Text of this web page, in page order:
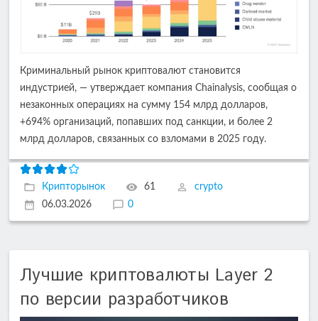
Криминальный рынок криптовалют становится
индустрией, — утверждает компания Chainalysis, сообщая о
незаконных операциях на сумму 154 млрд долларов,
+694% организаций, попавших под санкции, и более 2
млрд долларов, связанных со взломами в 2025 году.
Крипторынок 61
crypto
06.03.2026
0
Лучшие криптовалюты Layer 2
по версии разработчиков